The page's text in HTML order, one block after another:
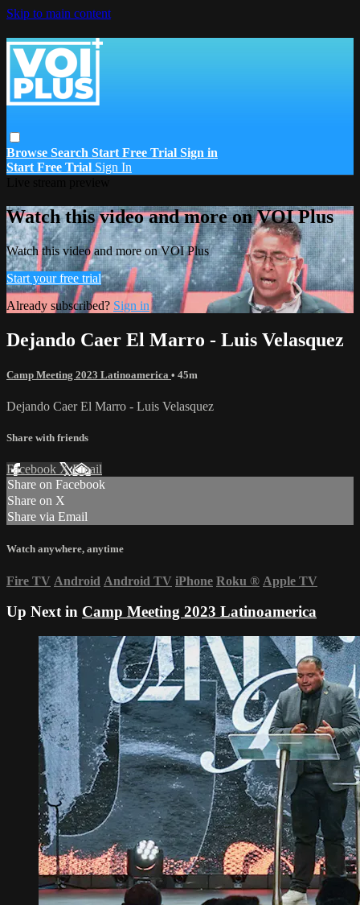
Skip to main content
Browse Search Start Free Trial Sign in
Start Free Trial Sign In
Watch this video and more on VOI Plus
Watch this video and more on VOI Plus
Start your free trial
Already subscribed? Sign in
Dejando Caer El Marro - Luis Velasquez
Camp Meeting 2023 Latinoamerica • 45m
Dejando Caer El Marro - Luis Velasquez
Share with friends
Facebook XEmail
Share on Facebook
Share on X
Share via Email
Watch anywhere, anytime
Fire TV Android Android TV iPhone Roku ® Apple TV
Up Next in Camp Meeting 2023 Latinoamerica